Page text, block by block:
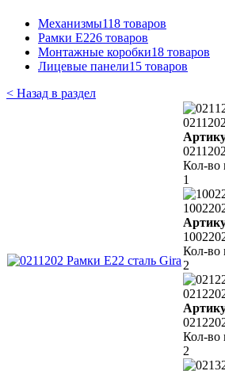
Механизмы118 товаров
Рамки E226 товаров
Монтажные коробки18 товаров
Лицевые панели15 товаров
< Назад в раздел
0211202
0211202
Кол-во
1
Кол-во
2
Кол-во
2